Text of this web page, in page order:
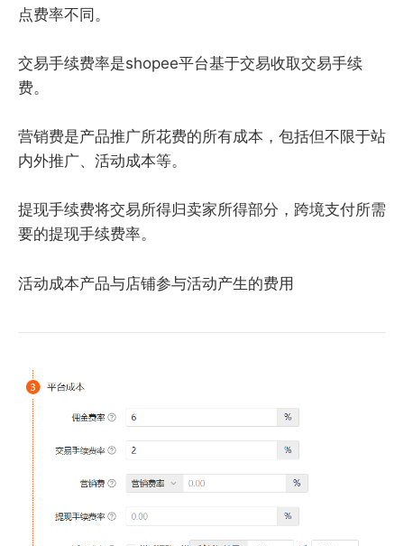
点费率不同。
交易手续费率是shopee平台基于交易收取交易手续
费。
营销费是产品推广所花费的所有成本，包括但不限于站
内外推广、活动成本等。
提现手续费将交易所得归卖家所得部分，跨境支付所需
要的提现手续费率。
活动成本产品与店铺参与活动产生的费用